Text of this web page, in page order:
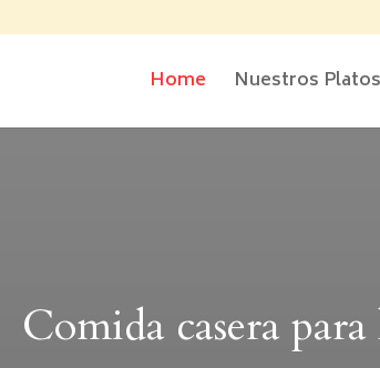
Home Nuestros Platos
Comida casera